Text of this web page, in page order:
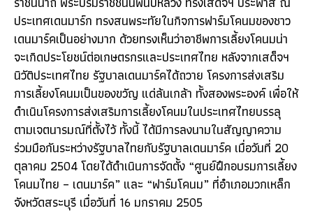
ประเทศเดนมาร์ก ทรงสนพระทัยในกิจการฟาร์มโคนมของชาว
เดนมาร์คเป็นอย่างมาก ด้วยทรงเห็นว่าอาชีพการเลี้ยงโคนมน่า
จะเกิดประโยชน์ต่อเกษตรกรและประเทศไทย หลังจากเสด็จฯ
นิวัติประเทศไทย รัฐบาลเดนมาร์คได้ถวาย โครงการส่งเสริม
การเลี้ยงโคนมเป็นของขวัญ แด่ล้นเกล้า ทั้งสองพระองค์ เพื่อให้
ดำเนินโครงการส่งเสริมการเลี้ยงโคนมในประเทศไทยบรรลุ
ตามเจตนารมณ์ที่ตั้งไว้ ทั้งนี้ ได้มีการลงนามในสัญญาความ
ร่วมมือกันระหว่างรัฐบาลไทยกับรัฐบาลเดนมาร์ค เมื่อวันที่ 20
ตุลาคม 2504 โดยได้ดำเนินการจัดตั้ง “ศูนย์ฝึกอบรมการเลี้ยง
โคนมไทย – เดนมาร์ค” และ “ฟาร์มโคนม” ที่อำเภอมวกเหล็ก
จังหวัดสระบุรี เมื่อวันที่ 16 มกราคม 2505